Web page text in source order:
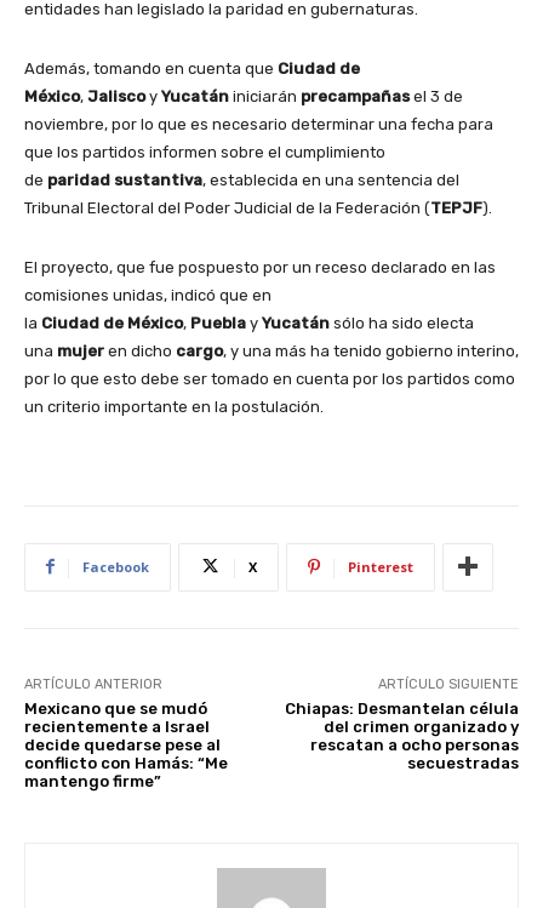
entidades han legislado la paridad en gubernaturas.
Además, tomando en cuenta que Ciudad de
México, Jaliscoy Yucatán iniciarán precampañasel 3 de
noviembre, por lo que es necesario determinar una fecha para
que los partidos informen sobre el cumplimiento
de paridad sustantiva, establecida en una sentencia del
Tribunal Electoral del Poder Judicial de la Federación (TEPJF).
El proyecto, que fue pospuesto por un receso declarado en las
comisiones unidas, indicó que en
la Ciudad de México, Puebla y Yucatán sólo ha sido electa
una mujer en dicho cargo, y una más ha tenido gobierno interino,
por lo que esto debe ser tomado en cuenta por los partidos como
un criterio importante en la postulación.
Facebook X Pinterest
ARTÍCULO ANTERIOR
Mexicano que se mudó
recientemente a Israel
decide quedarse pese al
conflicto con Hamás: “Me
mantengo firme”
ARTÍCULO SIGUIENTE
Chiapas: Desmantelan célula
del crimen organizado y
rescatan a ocho personas
secuestradas